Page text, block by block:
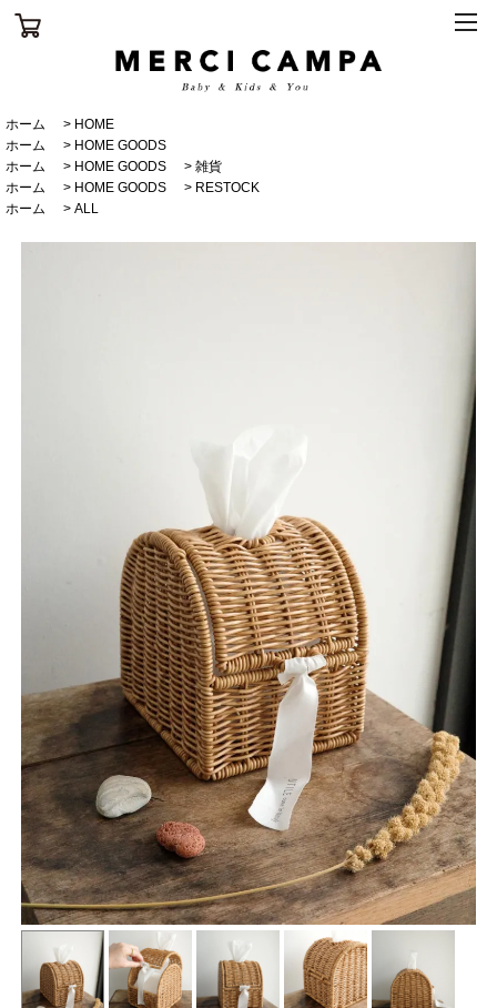
ホーム > HOME
ホーム
> HOME GOODS
ホーム
> HOME GOODS > 雑貨
ホーム
> HOME GOODS > RESTOCK
ホーム
> ALL